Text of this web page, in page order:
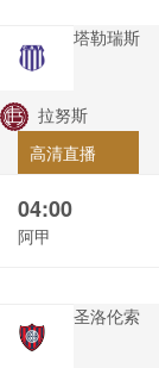
塔勒瑞斯
拉努斯
高清直播
04:00
阿甲
圣洛伦索